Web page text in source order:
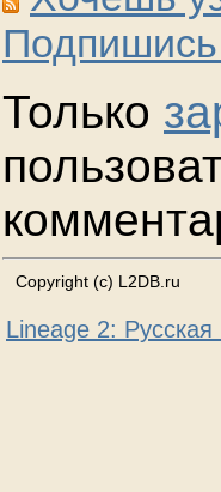
Только
Copyright (c) L2DB.ru
Lineage 2: